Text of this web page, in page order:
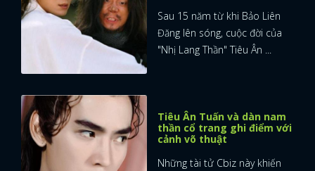
Sau 15 năm từ khi Bảo Liên
Đăng lên sóng, cuộc đời của
"Nhị Lang Thần" Tiêu Ân ...
Tiêu Ân Tuấn và dàn nam
thần cổ trang ghi điểm với
cảnh võ thuật
Những tài tử Cbiz này khiến